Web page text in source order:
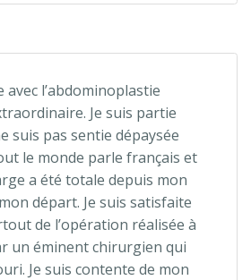
l’abdominoplastie
Je suis partie
suis pas sentie dépaysée
le monde parle français et
a été totale depuis mon
départ. Je suis satisfaite
de l’opération réalisée à
un éminent chirurgien qui
Je suis contente de mon